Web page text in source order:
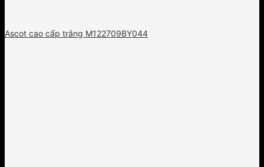
Ascot cao cấp trắng M122709BY044